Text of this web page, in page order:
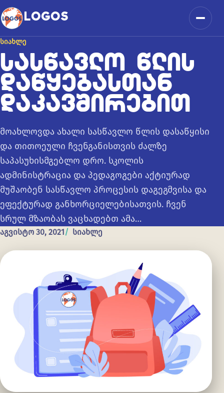
კონტენტზე გადასვლა
LOGOS
ᲡᲘᲐᲮᲚᲔ
ᲡᲐᲡᲬᲐᲕᲚᲝ ᲬᲚᲘᲡ
ᲓᲐᲬᲧᲔᲑᲐᲡᲗᲐᲜ
ᲓᲐᲙᲐᲕᲨᲘᲠᲔᲑᲘᲗ
მოახლოვდა ახალი სასწავლო წლის დასაწყისი
და თითოეული ჩვენგანისთვის ძალზე
საპასუხისმგებლო დრო. სკოლის
ადმინისტრაცია და პედაგოგები აქტიურად
მუშაობენ სასწავლო პროცესის დაგეგმვისა და
ეფექტურად განხორციელებისათვის. ჩვენ
სრულ მზაობას ვაცხადებთ ამა…
აგვისტო 30, 2021 სიახლე